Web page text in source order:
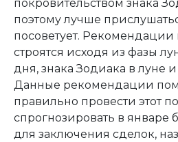
покровительством знака
поэтому лучше
посоветует. Рекомендации
строятся исходя из фазы
дня, знака Зодиака в луне
Данные рекомендации
правильно провести этот
спрогнозировать в январе
для заключения сделок,